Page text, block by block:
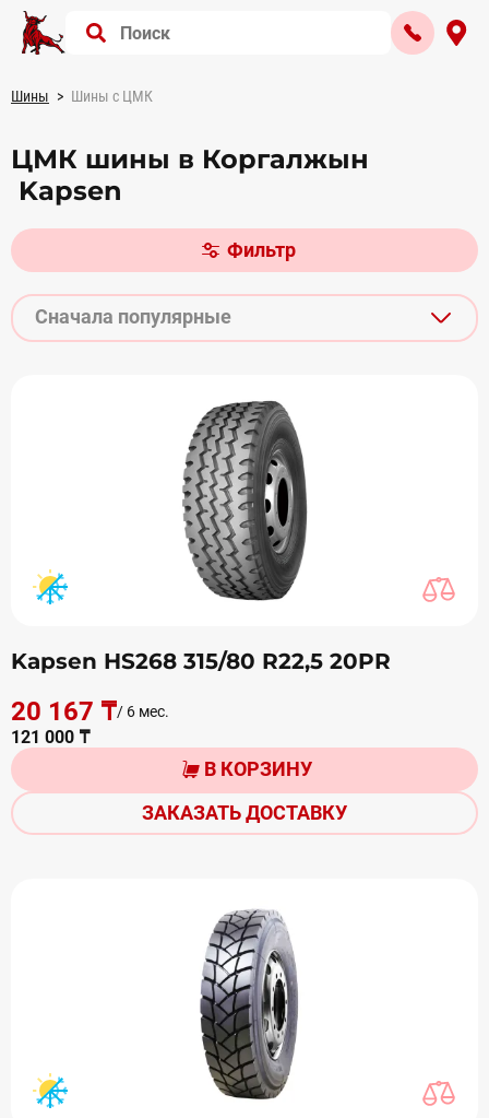
Шины Шины с ЦМК
ЦМК шины в Коргалжын
Kapsen
Фильтр
Сначала популярные
Kapsen HS268 315/80 R22,5 20PR
20 167 ₸/ 6 мес.
121 000 ₸
В КОРЗИНУ
ЗАКАЗАТЬ ДОСТАВКУ